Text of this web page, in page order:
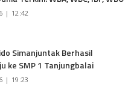
| 12:42
Simanjuntak Berhasil
ke SMP 1 Tanjungbalai
| 19:23